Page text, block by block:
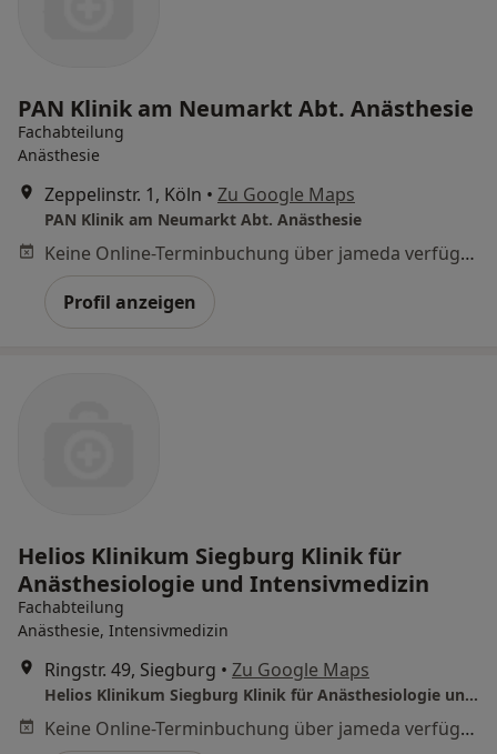
PAN Klinik am Neumarkt Abt. Anästhesie
Fachabteilung
Anästhesie
Zeppelinstr. 1, Köln • Zu Google Maps
PAN Klinik am Neumarkt Abt. Anästhesie
Keine Online-Terminbuchung über jameda verfügbar
Profil anzeigen
Helios Klinikum Siegburg Klinik für
Anästhesiologie und Intensivmedizin
Fachabteilung
Anästhesie, Intensivmedizin
Ringstr. 49, Siegburg • Zu Google Maps
Helios Klinikum Siegburg Klinik für Anästhesiologie und Intensivmedizin
Keine Online-Terminbuchung über jameda verfügbar